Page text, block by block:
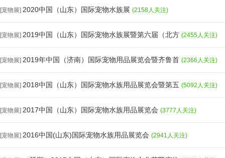
[宠物展] 2020中国（山东）国际宠物水族展 (2158人关注)
[宠物展] 2019中国（山东）国际宠物水族展暨第六届（北方 (2455人关注)
[宠物展] 2019年中国（济南）国际宠物用品展览会暨齐鲁首 (2366人关注)
[宠物展] 2018中国（山东）国际宠物水族用品展览会暨第五 (5092人关注)
[宠物展] 2017中国（山东）国际宠物水族用品展览会 (3777人关注)
[宠物展] 2016中国(山东)国际宠物水族用品展览会 (2941人关注)